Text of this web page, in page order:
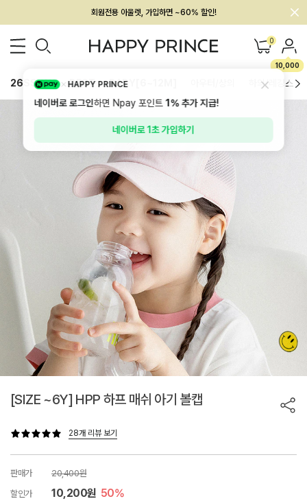
멤버십 최대 28,000원 혜택
0
10,000
26SS 신상 BEST BABY[6~12M] 하의/레깅스
[SIZE ~6Y] HPP 하프 매쉬 아기 볼캡
28개 리뷰 보기
판매가
20,400원
할인가
10,200원 50%
HAPPY PRINCE
네이버로 로그인하면 Npay 포인트1%추가 지급!
네이버로 1초 가입하기